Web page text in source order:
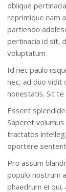
oblique
reprimique nam
partiendo
pertinacia id sit,
voluptatum.
Id nec paulo
nec, ad duo vidit
honestatis. Sit
Essent
Saperet
tractatos
oportere
Pro assum
populo nostrum
phaedrum ei